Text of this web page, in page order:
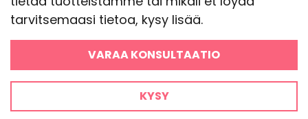
tarvitsemaasi tietoa, kysy lisää.
VARAA KONSULTAATIO
KYSY